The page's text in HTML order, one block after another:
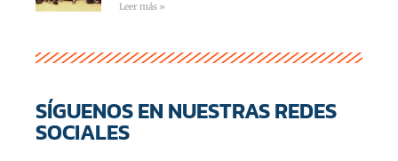
Leer más »
SÍGUENOS EN NUESTRAS REDES
SOCIALES